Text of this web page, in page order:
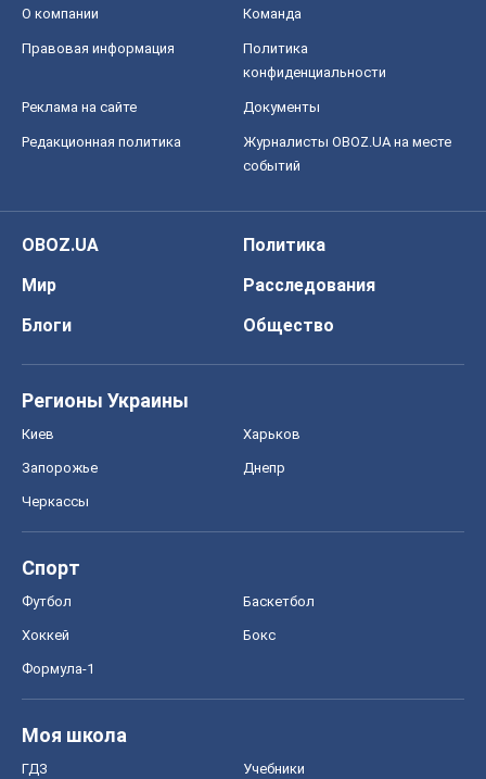
О компании Команда
Правовая информация
Политика
конфиденциальности
Реклама на сайте Документы
Редакционная политика
Журналисты OBOZ.UA на месте
событий
OBOZ.UA
Политика
Мир
Расследования
Блоги
Общество
Регионы Украины
Киев Харьков
Запорожье Днепр
Черкассы
Спорт
Футбол Баскетбол
Хоккей Бокс
Формула-1
Моя школа
ГДЗ Учебники